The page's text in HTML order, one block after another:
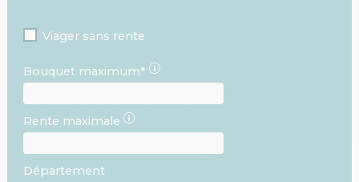
Viager sans rente
Bouquet maximum*
Rente maximale
Département